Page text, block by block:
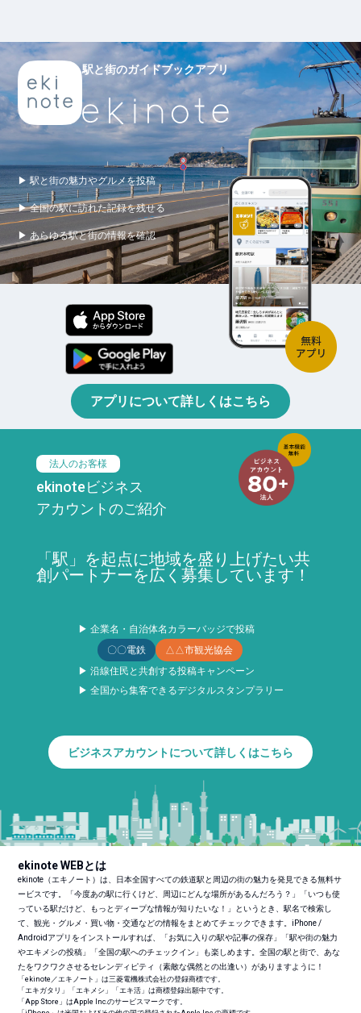
駅と街のガイドブックアプリ
▶ 駅と街の魅力やグルメを投稿
▶ 全国の駅に訪れた記録を残せる
▶ あらゆる駅と街の情報を確認
アプリについて詳しくはこちら
法人のお客様
ekinoteビジネス
アカウントのご紹介
「駅」を起点に地域を盛り上げたい共
創パートナーを広く募集しています！
▶ 企業名・自治体名カラーバッジで投稿
〇〇電鉄
△△市観光協会
▶ 沿線住民と共創する投稿キャンペーン
▶ 全国から集客できるデジタルスタンプラリー
ビジネスアカウントについて詳しくはこちら
ekinote WEBとは
ekinote（エキノート）は、日本全国すべての鉄道駅と周辺の街の魅力を発見できる無料サ
ービスです。「今度あの駅に行くけど、周辺にどんな場所があるんだろう？」「いつも使
っている駅だけど、もっとディープな情報が知りたいな！」というとき、駅名で検索し
て、観光・グルメ・買い物・交通などの情報をまとめてチェックできます。iPhone /
Androidアプリをインストールすれば、「お気に入りの駅や記事の保存」「駅や街の魅力
やエキメシの投稿」「全国の駅へのチェックイン」も楽しめます。全国の駅と街で、あな
たをワクワクさせるセレンディピティ（素敵な偶然との出逢い）がありますように！
「ekinote／エキノート」は三菱電機株式会社の登録商標です。
「エキガタリ」「エキメシ」「エキ活」は商標登録出願中です。
「App Store」はApple Inc.のサービスマークです。